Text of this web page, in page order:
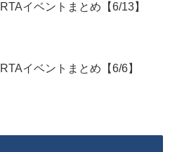
イベントまとめ【6/13】
イベントまとめ【6/6】